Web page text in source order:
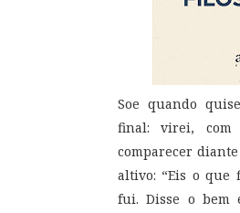
Soe quando
final: virei, com
comparecer
altivo: “Eis o que
fui. Disse o bem